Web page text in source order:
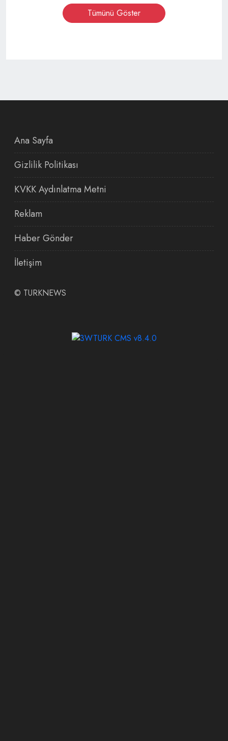
Tümünü Göster
Ana Sayfa
Gizlilik Politikası
KVKK Aydınlatma Metni
Reklam
Haber Gönder
İletişim
© TURKNEWS